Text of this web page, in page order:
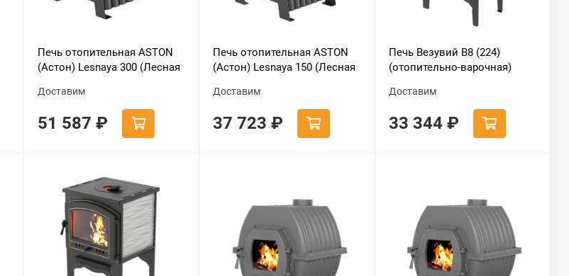
Печь отопительная ASTON
(Астон) Lesnaya 300 (Лесная
Доставим
51 587 ₽
Печь отопительная ASTON
(Астон) Lesnaya 150 (Лесная
Доставим
37 723 ₽
Печь Везувий В8 (224)
(отопительно-варочная)
Доставим
33 344 ₽